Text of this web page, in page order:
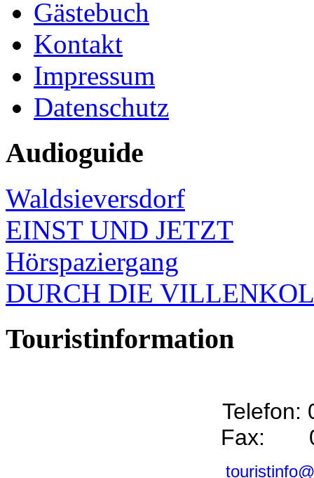
Gästebuch
Kontakt
Impressum
Datenschutz
Audioguide
Waldsieversdorf
EINST UND JETZT
Hörspaziergang
DURCH DIE
Touristinformation
Telefon:
Fax: